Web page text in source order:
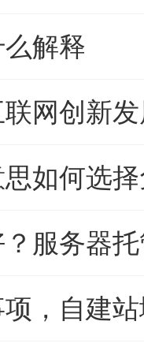
解释
网创新发
如何选
服务器
，自建